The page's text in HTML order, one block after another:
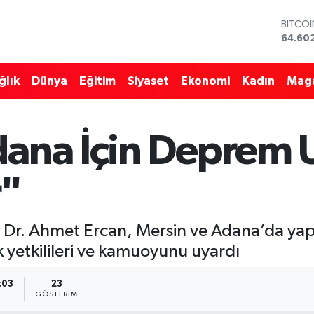
13.768
Dünya Eğitim Siyaset Ekonomi Kadın
İçin Deprem
Dr. Ahmet Ercan, Mersin ve Adana’da
ve kamuoyunu uyardı
23
GÖSTERIM